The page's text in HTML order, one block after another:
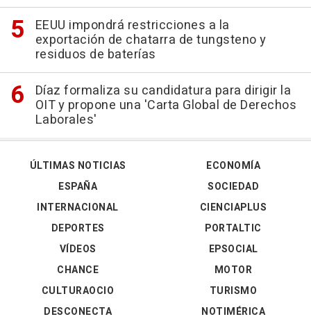
EEUU impondrá restricciones a la
exportación de chatarra de tungsteno y
residuos de baterías
Díaz formaliza su candidatura para dirigir la
OIT y propone una 'Carta Global de Derechos
Laborales'
ÚLTIMAS NOTICIAS
ESPAÑA
INTERNACIONAL
DEPORTES
VÍDEOS
ECONOMÍA
SOCIEDAD
CIENCIAPLUS
PORTALTIC
EPSOCIAL
CHANCE
CULTURAOCIO
DESCONECTA
MOTOR
TURISMO
NOTIMÉRICA